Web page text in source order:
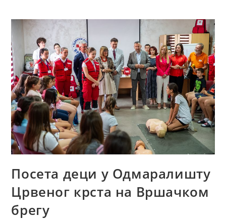
Посета деци у Одмаралишту
Црвеног крста на Вршачком
брегу